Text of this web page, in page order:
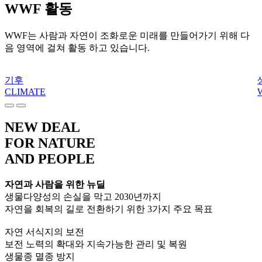
WWF 활동
WWF는 사람과 자연이 조화로운 미래를 만들어가기 위해 다
음 영역에 걸쳐 활동 하고 있습니다.​
기후
CLIMATE
NEW DEAL
FOR NATURE
AND PEOPLE
자연과 사람을 위한 뉴딜
생물다양성의 손실을 막고 2030년까지
자연을 회복의 길로 전환하기 위한 3가지 주요 목표
자연 서식지의 보전
보전 노력의 확대와 지속가능한 관리 및 복원
생물종 멸종 방지